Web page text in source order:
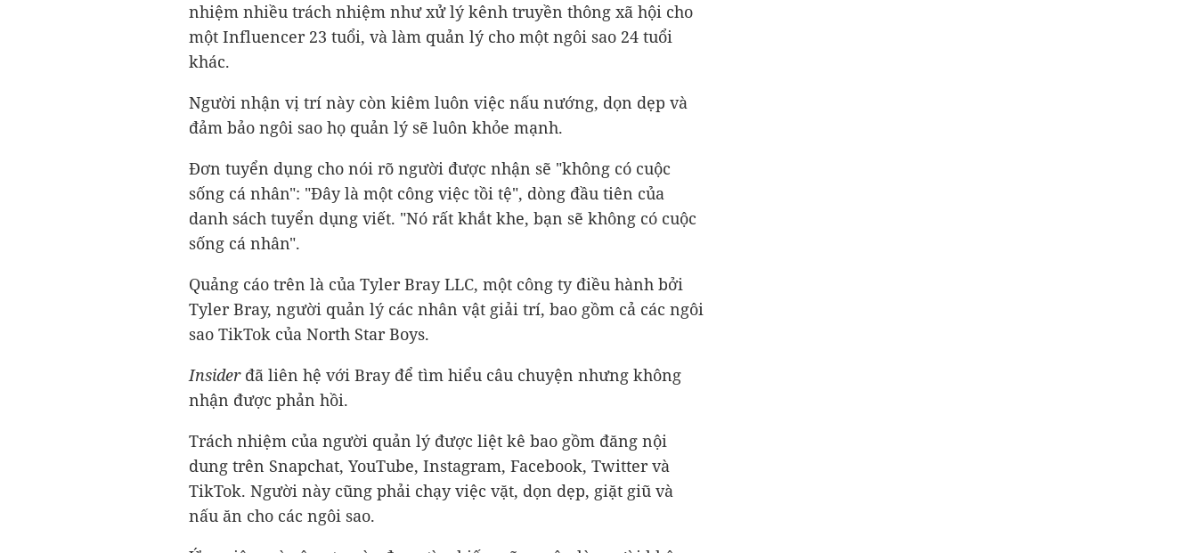
nhiệm nhiều trách nhiệm như xử lý kênh truyền thông xã hội cho
một Influencer 23 tuổi, và làm quản lý cho một ngôi sao 24 tuổi
khác.
Người nhận vị trí này còn kiêm luôn việc nấu nướng, dọn dẹp và
đảm bảo ngôi sao họ quản lý sẽ luôn khỏe mạnh.
Đơn tuyển dụng cho nói rõ người được nhận sẽ "không có cuộc
sống cá nhân": "Đây là một công việc tồi tệ", dòng đầu tiên của
danh sách tuyển dụng viết. "Nó rất khắt khe, bạn sẽ không có cuộc
sống cá nhân".
Quảng cáo trên là của Tyler Bray LLC, một công ty điều hành bởi
Tyler Bray, người quản lý các nhân vật giải trí, bao gồm cả các ngôi
sao TikTok của North Star Boys.
Insiderđã liên hệ với Bray để tìm hiểu câu chuyện nhưng không
nhận được phản hồi.
Trách nhiệm của người quản lý được liệt kê bao gồm đăng nội
dung trên Snapchat, YouTube, Instagram, Facebook, Twitter và
TikTok. Người này cũng phải chạy việc vặt, dọn dẹp, giặt giũ và
nấu ăn cho các ngôi sao.